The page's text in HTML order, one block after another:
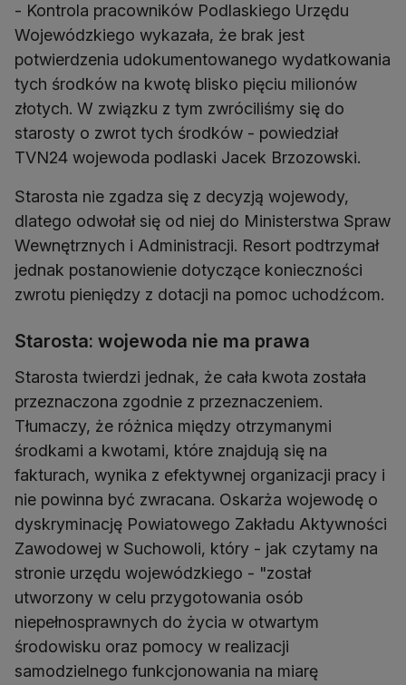
- Kontrola pracowników Podlaskiego Urzędu
Wojewódzkiego wykazała, że brak jest
potwierdzenia udokumentowanego wydatkowania
tych środków na kwotę blisko pięciu milionów
złotych. W związku z tym zwróciliśmy się do
starosty o zwrot tych środków - powiedział
TVN24 wojewoda podlaski Jacek Brzozowski.
Starosta nie zgadza się z decyzją wojewody,
dlatego odwołał się od niej do Ministerstwa Spraw
Wewnętrznych i Administracji. Resort podtrzymał
jednak postanowienie dotyczące konieczności
zwrotu pieniędzy z dotacji na pomoc uchodźcom.
Starosta: wojewoda nie ma prawa
Starosta twierdzi jednak, że cała kwota została
przeznaczona zgodnie z przeznaczeniem.
Tłumaczy, że różnica między otrzymanymi
środkami a kwotami, które znajdują się na
fakturach, wynika z efektywnej organizacji pracy i
nie powinna być zwracana. Oskarża wojewodę o
dyskryminację Powiatowego Zakładu Aktywności
Zawodowej w Suchowoli, który - jak czytamy na
stronie urzędu wojewódzkiego - "został
utworzony w celu przygotowania osób
niepełnosprawnych do życia w otwartym
środowisku oraz pomocy w realizacji
samodzielnego funkcjonowania na miarę